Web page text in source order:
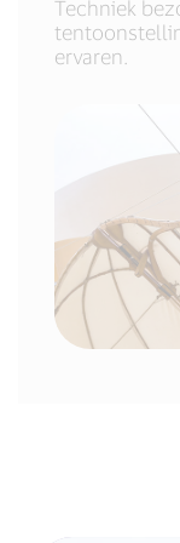
Techniek
ervaren.